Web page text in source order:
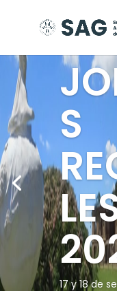
20 al
2026.
Más